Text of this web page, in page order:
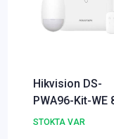
Hikvision DS-
PWA96-Kit-WE
MHz Kablosuz
STOKTA VAR